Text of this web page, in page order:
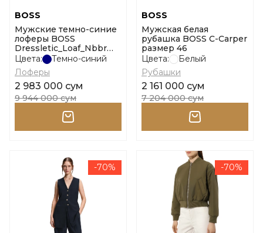
BOSS
Мужские темно-синие
лоферы BOSS
Dressletic_Loaf_Nbbr
размер 6,5
Цвета:
Темно-синий
Лоферы
2 983 000 сум
9 944 000 сум
BOSS
Мужская белая
рубашка BOSS C-Carper
размер 46
Цвета:
Белый
Рубашки
2 161 000 сум
7 204 000 сум
-70% -70%